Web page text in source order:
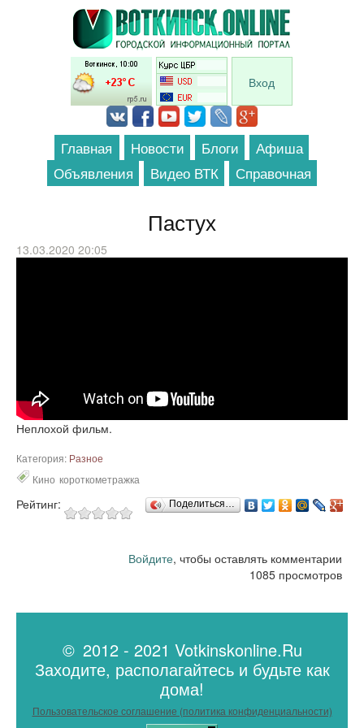
Перейти к основному содержанию
Вход
Главная Новости Блоги
Афиша
Объявления
Видео ВТК Справочная
Пастух
13.03.2020 20:05
Неплохой фильм.
Категория: Разное
Кино короткометражка
Рейтинг: Поделиться…
Войдите, чтобы оставлять комментарии
1085 просмотров
© 2012 - 2021 Votkinskonline.Ru
Заходите, располагайтесь и будьте как
дома!
Пользовательское соглашение (политика конфиденциальности)